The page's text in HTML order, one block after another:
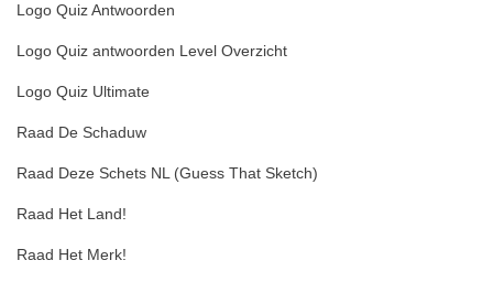
Logo Quiz Antwoorden
Logo Quiz antwoorden Level Overzicht
Logo Quiz Ultimate
Raad De Schaduw
Raad Deze Schets NL (Guess That Sketch)
Raad Het Land!
Raad Het Merk!